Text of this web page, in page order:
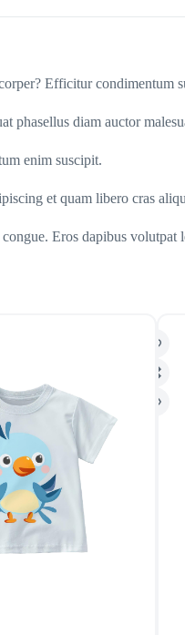
Efficitur condimentum
phasellus diam auctor
enim suscipit.
et quam libero cras
Eros dapibus